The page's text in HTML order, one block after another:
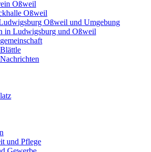
Oßweil
Oßweil
Oßweil und Umgebung
in Ludwigsburg und Oßweil
und Pflege